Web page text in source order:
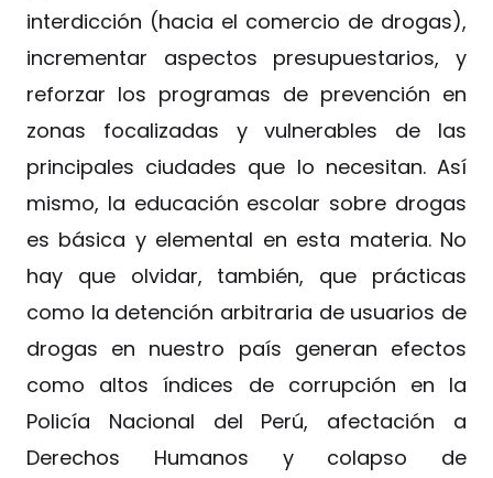
interdicción (hacia el comercio de drogas),
incrementar aspectos presupuestarios, y
reforzar los programas de prevención en
zonas focalizadas y vulnerables de las
principales ciudades que lo necesitan. Así
mismo, la educación escolar sobre drogas
es básica y elemental en esta materia. No
hay que olvidar, también, que prácticas
como la detención arbitraria de usuarios de
drogas en nuestro país generan efectos
como altos índices de corrupción en la
Policía Nacional del Perú, afectación a
Derechos Humanos y colapso de